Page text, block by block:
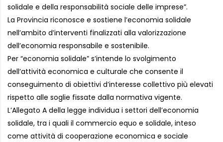
solidale e della responsabilità sociale delle imprese”.
La Provincia riconosce e sostiene l’economia solidale
nell’ambito d’interventi finalizzati alla valorizzazione
dell’economia responsabile e sostenibile.
Per “economia solidale” s’intende lo svolgimento
dell’attività economica e culturale che consente il
conseguimento di obiettivi d’interesse collettivo più elevati
rispetto alle soglie fissate dalla normativa vigente.
L’Allegato A della legge individua i settori dell’economia
solidale, tra i quali il commercio equo e solidale, inteso
come attività di cooperazione economica e sociale